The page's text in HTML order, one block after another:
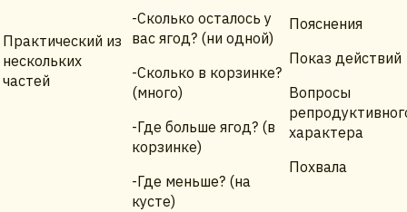
Практический из
нескольких
частей
-Сколько осталось у
вас ягод? (ни одной)
-Сколько в корзинке?
(много)
-Где больше ягод? (в
корзинке)
-Где меньше? (на
кусте)
Пояснения
Показ действий
Вопросы
характера
Похвала